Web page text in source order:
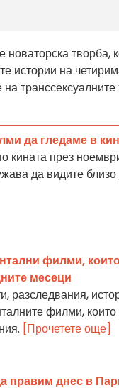
новаторска творба,
истории на
да гледаме в
кината през
да видите
филми,
месеци
разследвания,
филми,
[Прочетете още]
правим днес в